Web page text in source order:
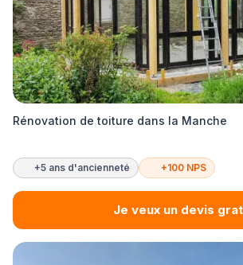
Rénovation de toiture dans la Manche
+5 ans d'ancienneté +100 NPS
Je veux un devis